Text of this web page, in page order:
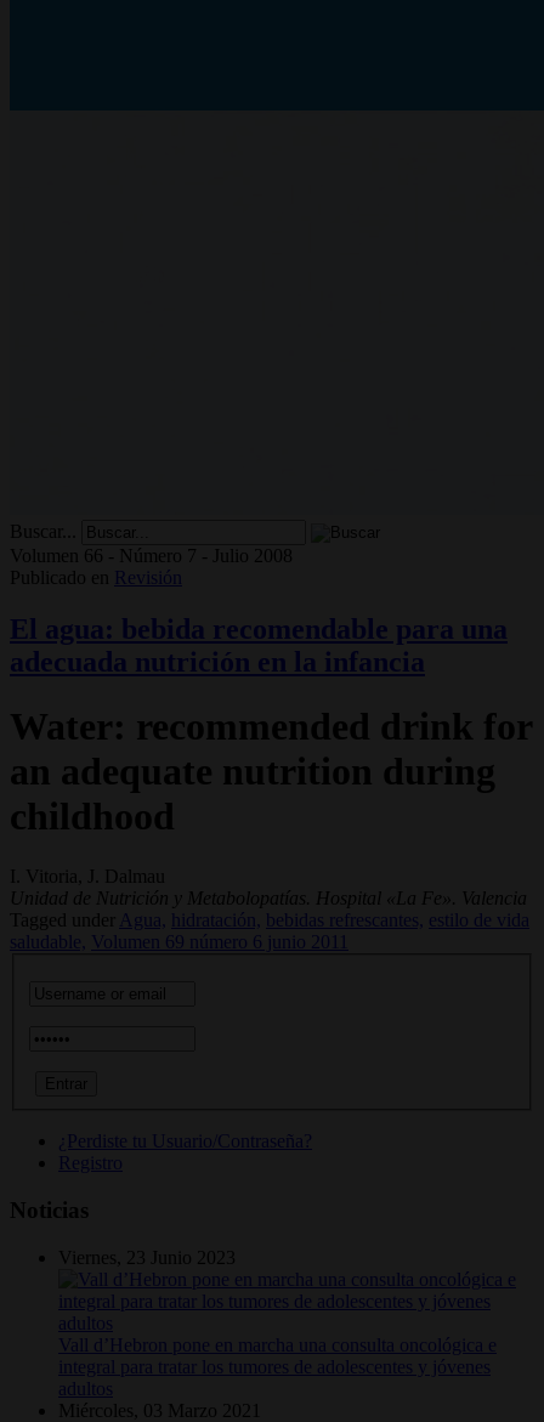
Buscar...
Volumen 66 - Número 7 - Julio 2008
Publicado en
Revisión
El agua: bebida recomendable para una
adecuada nutrición en la infancia
Water: recommended drink for
an adequate nutrition during
childhood
I. Vitoria, J. Dalmau
Unidad de Nutrición y Metabolopatías. Hospital «La Fe». Valencia
Tagged under
Agua, hidratación, bebidas refrescantes, estilo de vida
saludable,
Volumen 69 número 6 junio 2011
¿Perdiste tu Usuario/Contraseña?
Registro
Noticias
Viernes, 23 Junio 2023
Vall d’Hebron pone en marcha una consulta oncológica e
integral para tratar los tumores de adolescentes y jóvenes
adultos
Miércoles, 03 Marzo 2021